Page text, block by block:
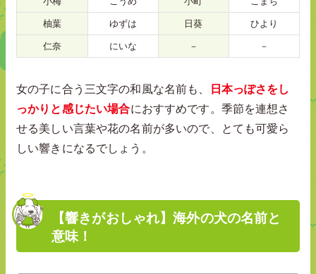
柚葉
ゆずは 日葵
ひより
仁奈
にいな － －
女の子に合う三文字の和風な名前も、
日本っぽさをし
っかりと感じたい場合におすすめです。季節を連想さ
せる美しい言葉や花の名前が多いので、とても可愛ら
しい響きになるでしょう。
【響きがおしゃれ】海外の犬の名前と
意味！